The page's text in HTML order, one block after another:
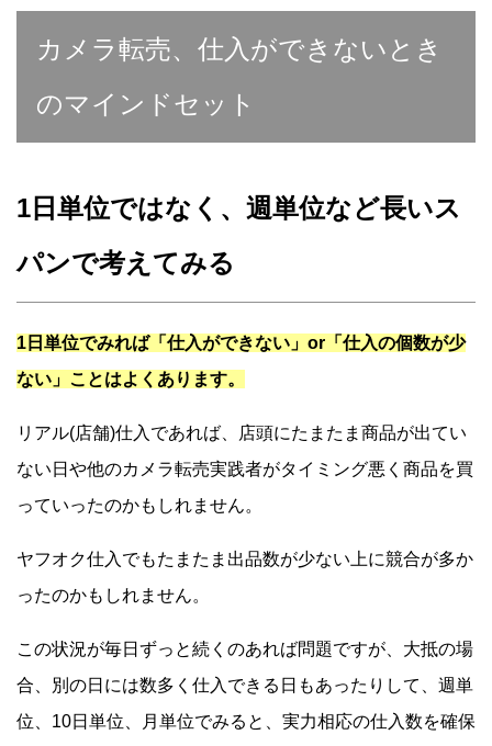
カメラ転売、仕入ができないとき
のマインドセット
1日単位ではなく、週単位など長いス
パンで考えてみる
1日単位でみれば「仕入ができない」or「仕入の個数が少
ない」ことはよくあります。
リアル(店舗)仕入であれば、店頭にたまたま商品が出てい
ない日や他のカメラ転売実践者がタイミング悪く商品を買
っていったのかもしれません。
ヤフオク仕入でもたまたま出品数が少ない上に競合が多か
ったのかもしれません。
この状況が毎日ずっと続くのあれば問題ですが、大抵の場
合、別の日には数多く仕入できる日もあったりして、週単
位、10日単位、月単位でみると、実力相応の仕入数を確保